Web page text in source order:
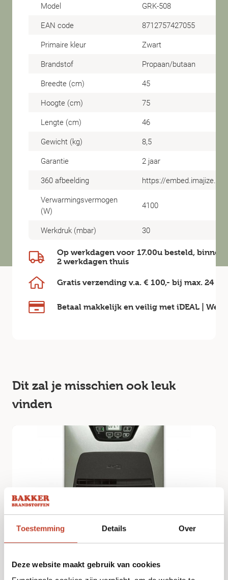
Toestemming Details Over
Deze website maakt gebruik van cookies
Model
GRK-508
EAN code
8712757427055
Primaire kleur
Zwart
Brandstof
Propaan/butaan
Breedte (cm)
45
Hoogte (cm)
75
Lengte (cm)
46
Gewicht (kg)
8,5
Garantie
2 jaar
360 afbeelding
https://
Verwarmingsvermogen
(W)
4100
Werkdruk (mbar) 30
Op werkdagen voor 17.00u besteld, binnen
2 werkdagen thuis
Gratis verzending v.a. € 100,- bij max. 24 kg
Betaal makkelijk en veilig met iDEAL | Wero
Dit zal je misschien ook leuk
vinden
Zibro Laserkachel LC DX 32
€309,00